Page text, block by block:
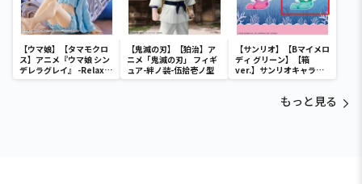
【ウマ娘】【タマモクロ
ス】アニメ『ウマ娘 シン
デレラグレイ』 -Relax
time-タマモクロス
【鬼滅の刃】【狛治】ア
ニメ「鬼滅の刃」 フィギ
ュア-絆ノ装-伍拾壱ノ型
【サンリオ】【Bマイメロ
ディ グリーン】【箱
ver.】サンリオキャラク
ターズ おおきな
ディ マーメイドver. ～
もっと見る